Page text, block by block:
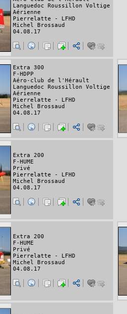
Languedoc Roussillon Voltige
Aérienne
Pierrelatte - LFHD
Michel Brossaud
04.08.17
Extra 300
F-HDPP
Aéro-club de l'Hérault
Languedoc Roussillon Voltige
Aérienne
Pierrelatte - LFHD
Michel Brossaud
04.08.17
Extra 200
F-HUME
Privé
Pierrelatte - LFHD
Michel Brossaud
04.08.17
Extra 200
F-HUME
Privé
Pierrelatte - LFHD
Michel Brossaud
04.08.17